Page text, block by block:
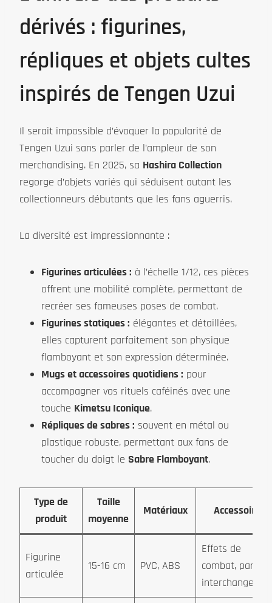
dérivés : figurines,
répliques et objets cultes
inspirés de Tengen Uzui
Il serait impossible d’évoquer la popularité de
Tengen Uzui sans parler de l’ampleur de son
merchandising. En 2025, sa Hashira Collection
regorge d’objets variés qui séduisent autant les
collectionneurs débutants que les fans aguerris.
La diversité est impressionnante :
Figurines articulées : à l’échelle 1/12, ces pièces
offrent une mobilité complète, permettant de
recréer ses fameuses poses de combat.
Figurines statiques : élégantes et détaillées,
elles capturent parfaitement son physique
flamboyant et son expression déterminée.
Mugs et accessoires quotidiens : pour
accompagner vos rituels caféinés avec une
touche Kimetsu Iconique.
Répliques de sabres : souvent en métal ou
plastique robuste, permettant aux fans de
toucher du doigt le Sabre Flamboyant.
Type de
produit
Taille
moyenne
Matériaux Accessoires
Figurine
articulée
15-16 cm PVC, ABS
Effets de
combat, parties